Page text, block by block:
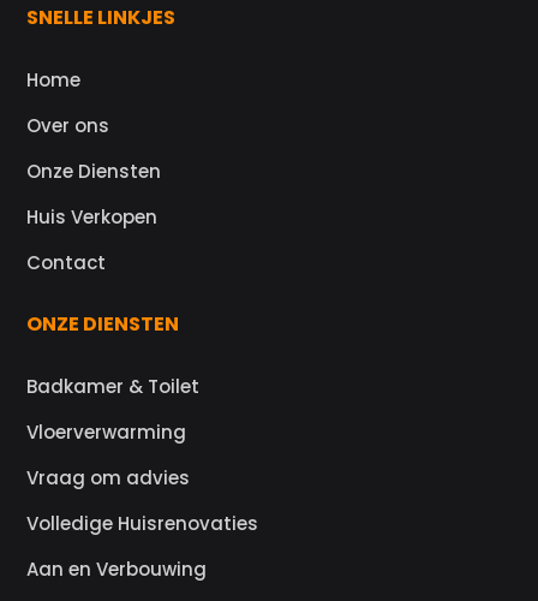
SNELLE LINKJES
Home
Over ons
Onze Diensten
Huis Verkopen
Contact
ONZE DIENSTEN
Badkamer & Toilet
Vloerverwarming
Vraag om advies
Volledige Huisrenovaties
Aan en Verbouwing